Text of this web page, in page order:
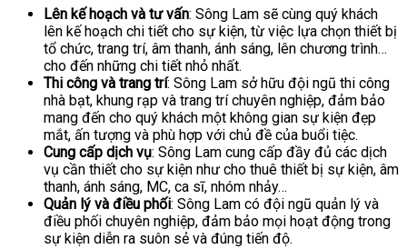
Lên kế hoạch và tư vấn: Sông Lam sẽ cùng quý khách
lên kế hoạch chi tiết cho sự kiện, từ việc lựa chọn thiết bị
tổ chức, trang trí, âm thanh, ánh sáng, lên chương trình…
cho đến những chi tiết nhỏ nhất.
Thi công và trang trí: Sông Lam sở hữu đội ngũ thi công
nhà bạt, khung rạp và trang trí chuyên nghiệp, đảm bảo
mang đến cho quý khách một không gian sự kiện đẹp
mắt, ấn tượng và phù hợp với chủ đề của buổi tiệc.
Cung cấp dịch vụ: Sông Lam cung cấp đầy đủ các dịch
vụ cần thiết cho sự kiện như cho thuê thiết bị sự kiện, âm
thanh, ánh sáng, MC, ca sĩ, nhóm nhảy…
Quản lý và điều phối: Sông Lam có đội ngũ quản lý và
điều phối chuyên nghiệp, đảm bảo mọi hoạt động trong
sự kiện diễn ra suôn sẻ và đúng tiến độ.